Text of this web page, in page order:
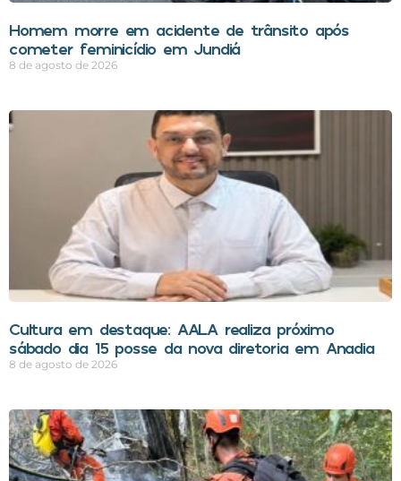
Homem morre em acidente de trânsito após
cometer feminicídio em Jundiá
8 de agosto de 2026
Cultura em destaque: AALA realiza próximo
sábado dia 15 posse da nova diretoria em Anadia
8 de agosto de 2026